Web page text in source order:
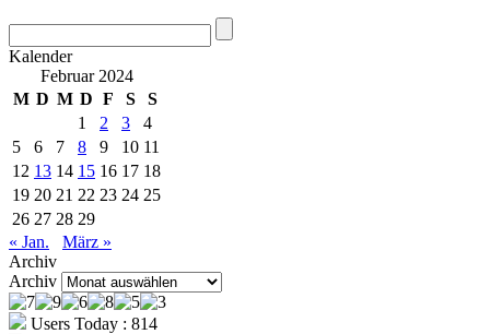
Kalender
Februar 2024
M D M D F S
S
1
2 3
4
5
6 7 8 9 10 11
12 13 14 15 16 17 18
19 20 21 22 23 24 25
26 27 28 29
« Jan.
März »
Archiv
Archiv
Users Today : 814